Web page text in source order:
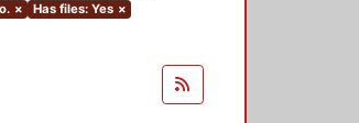
× Has files: Yes ×